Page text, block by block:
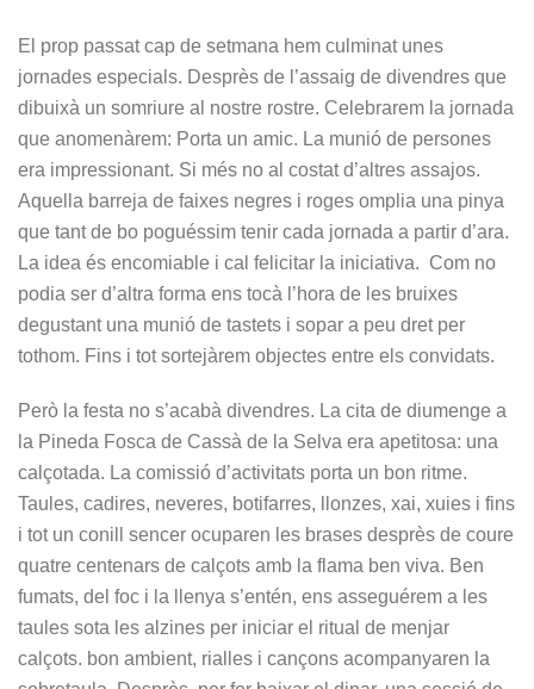
El prop passat cap de setmana hem culminat unes
jornades especials. Desprès de l’assaig de divendres que
dibuixà un somriure al nostre rostre. Celebrarem la jornada
que anomenàrem: Porta un amic. La munió de persones
era impressionant. Si més no al costat d’altres assajos.
Aquella barreja de faixes negres i roges omplia una pinya
que tant de bo poguéssim tenir cada jornada a partir d’ara.
La idea és encomiable i cal felicitar la iniciativa. Com no
podia ser d’altra forma ens tocà l’hora de les bruixes
degustant una munió de tastets i sopar a peu dret per
tothom. Fins i tot sortejàrem objectes entre els convidats.
Però la festa no s’acabà divendres. La cita de diumenge a
la Pineda Fosca de Cassà de la Selva era apetitosa: una
calçotada. La comissió d’activitats porta un bon ritme.
Taules, cadires, neveres, botifarres, llonzes, xai, xuies i fins
i tot un conill sencer ocuparen les brases desprès de coure
quatre centenars de calçots amb la flama ben viva. Ben
fumats, del foc i la llenya s’entén, ens asseguérem a les
taules sota les alzines per iniciar el ritual de menjar
calçots. bon ambient, rialles i cançons acompanyaren la